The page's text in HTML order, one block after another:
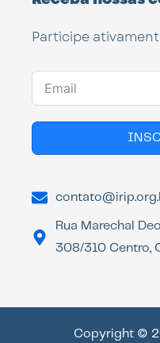
Participe
Rua Marechal
308/310 Centro,
Copyright ©